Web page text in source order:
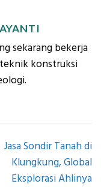
sekarang bekerja
konstruksi
Jasa Sondir Tanah di
Klungkung, Global
Eksplorasi Ahlinya